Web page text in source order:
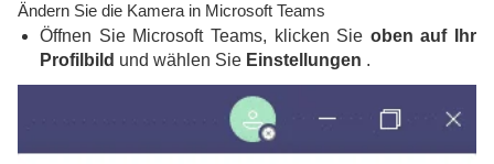
Ändern Sie die Kamera in Microsoft Teams
Öffnen Sie Microsoft Teams, klicken Sie oben auf Ihr
Profilbild und wählen Sie Einstellungen .